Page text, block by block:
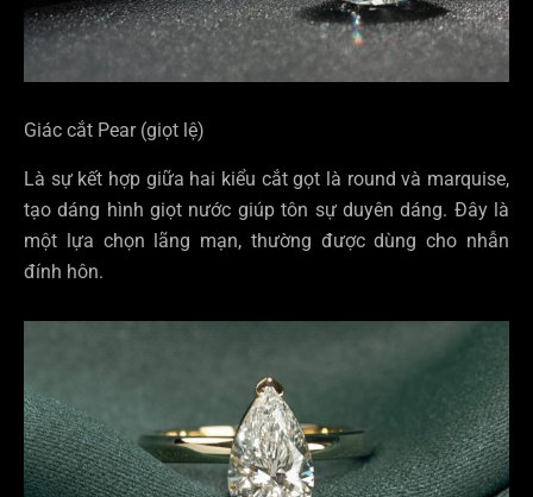
Giác cắt Pear (giọt lệ)
Là sự kết hợp giữa hai kiểu cắt gọt là round và marquise,
tạo dáng hình giọt nước giúp tôn sự duyên dáng. Đây là
một lựa chọn lãng mạn, thường được dùng cho nhẫn
đính hôn.